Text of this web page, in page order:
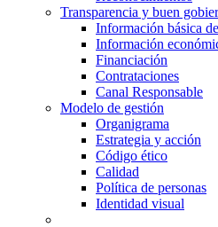
Transparencia y buen
Información básica
Información
Financiación
Contrataciones
Canal Responsable
Modelo de gestión
Organigrama
Estrategia y acción
Código ético
Calidad
Política de personas
Identidad visual